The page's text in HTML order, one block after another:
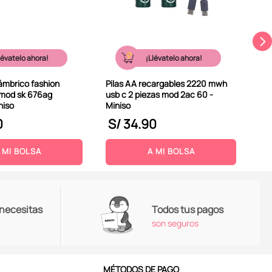
ahora!
fashion
sk 676ag
MI BOLSA
¡Llévatelo ahora!
Pilas AA recargables 2220 mwh
usb c 2 piezas mod 2ac 60 -
Miniso
S/34.90
A MI BOLSA
Todos tus pagos
son seguros
MÉTODOS DE PAGO